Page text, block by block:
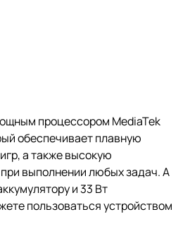
процессором MediaTek
обеспечивает плавную
а также высокую
выполнении любых задач. А
и 33 Вт
пользоваться устройством